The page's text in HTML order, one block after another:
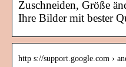
Zuschneiden, Größe
Ihre Bilder mit bester
http s://support.google.com ›